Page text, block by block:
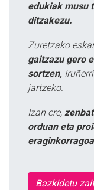
edukiak musu
ditzakezu.
Zuretzako
gaitzazu gero
sortzen,
jartzeko.
Izan ere,
orduan eta
Bazkidetu